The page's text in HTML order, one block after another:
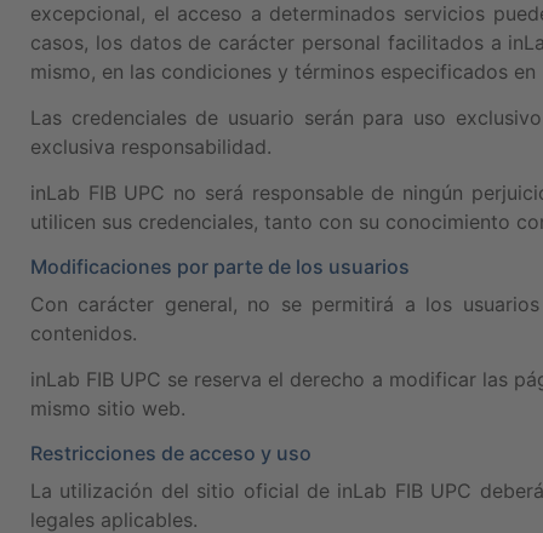
excepcional, el acceso a determinados servicios
casos, los datos de carácter personal facilitados a
mismo, en las condiciones y términos especificados
Las credenciales de usuario serán para uso
exclusiva responsabilidad.
inLab FIB UPC no será responsable de ningún
utilicen sus credenciales, tanto con su conocimiento
Modificaciones por parte de los usuarios
Con carácter general, no se permitirá a los
contenidos.
inLab FIB UPC se reserva el derecho a modificar las
mismo sitio web.
Restricciones de acceso y uso
La utilización del sitio oficial de inLab FIB UPC
legales aplicables.